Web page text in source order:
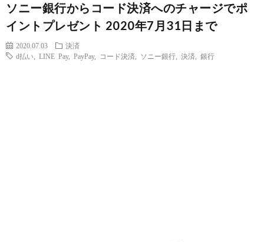
究
ソニー銀行からコード決済へのチャージでポ
イントプレゼント 2020年7月31日まで
2020.07.03
決済
d払い
LINE Pay, PayPay, コード決済 ソニー銀行 決済 銀行